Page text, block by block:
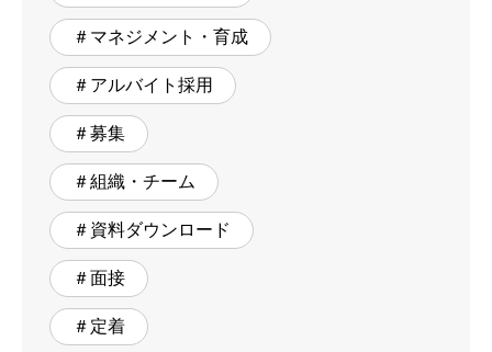
＃マネジメント・育成
＃アルバイト採用
＃募集
＃組織・チーム
＃資料ダウンロード
＃面接
＃定着